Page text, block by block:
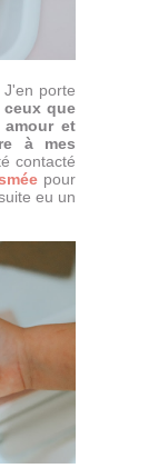
porte
ceux que
et
à mes
contacté
pour
eu un